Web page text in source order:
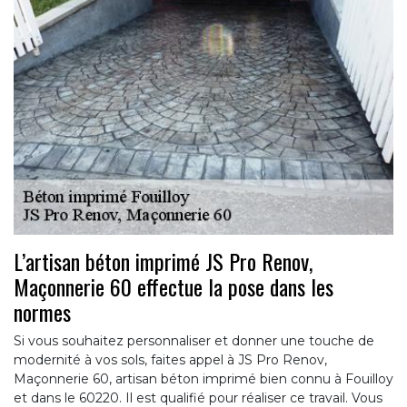
L’artisan béton imprimé JS Pro Renov,
Maçonnerie 60 effectue la pose dans les
normes
Si vous souhaitez personnaliser et donner une touche de
modernité à vos sols, faites appel à JS Pro Renov,
Maçonnerie 60, artisan béton imprimé bien connu à Fouilloy
et dans le 60220. Il est qualifié pour réaliser ce travail. Vous